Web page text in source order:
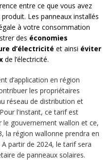
entre ce que vous avez
Les panneaux installés
à votre consommation
des économies
d’électricité et ainsi éviter
de l’électricité.
d’application en région
les propriétaires
réseau de distribution et
l'instant, ce tarif est
le gouvernement wallon et ce,
la région wallonne prendra en
partir de 2024, le tarif sera
de panneaux solaires.